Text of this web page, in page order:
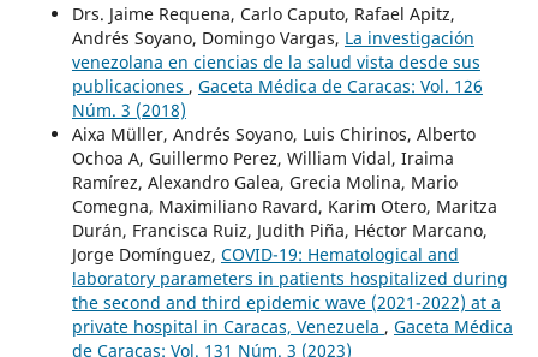
Drs. Jaime Requena, Carlo Caputo, Rafael Apitz,
Andrés Soyano, Domingo Vargas, La investigación
venezolana en ciencias de la salud vista desde sus
publicaciones , Gaceta Médica de Caracas: Vol. 126
Núm. 3 (2018)
Aixa Müller, Andrés Soyano, Luis Chirinos, Alberto
Ochoa A, Guillermo Perez, William Vidal, Iraima
Ramírez, Alexandro Galea, Grecia Molina, Mario
Comegna, Maximiliano Ravard, Karim Otero, Maritza
Durán, Francisca Ruiz, Judith Piña, Héctor Marcano,
Jorge Domínguez, COVID-19: Hematological and
laboratory parameters in patients hospitalized during
the second and third epidemic wave (2021-2022) at a
private hospital in Caracas, Venezuela , Gaceta Médica
de Caracas: Vol. 131 Núm. 3 (2023)